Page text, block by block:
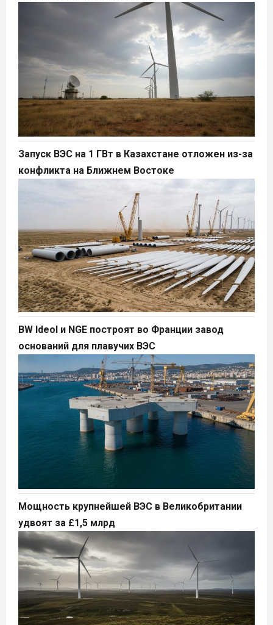
Запуск ВЭС на 1 ГВт в Казахстане отложен из-за
конфликта на Ближнем Востоке
BW Ideol и NGE построят во Франции завод
оснований для плавучих ВЭС
Мощность крупнейшей ВЭС в Великобритании
удвоят за £1,5 млрд